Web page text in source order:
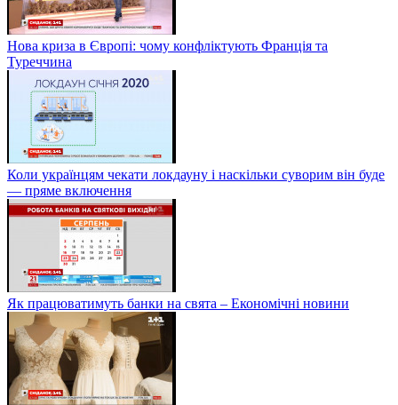
Нова криза в Європі: чому конфліктують Франція та
Туреччина
Коли українцям чекати локдауну і наскільки суворим він буде
— пряме включення
Як працюватимуть банки на свята – Економічні новини